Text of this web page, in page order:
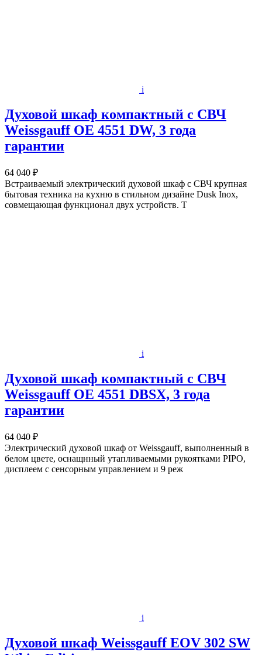
i
Духовой шкаф компактный с СВЧ
Weissgauff OE 4551 DW, 3 года
гарантии
64 040 ₽
Встраиваемый электрический духовой шкаф с СВЧ крупная
бытовая техника на кухню в стильном дизайне Dusk Inox,
совмещающая функционал двух устройств. Т
i
Духовой шкаф компактный с СВЧ
Weissgauff OE 4551 DBSX, 3 года
гарантии
64 040 ₽
Электрический духовой шкаф от Weissgauff, выполненный в
белом цвете, оснащнный утапливаемыми рукоятками PIPO,
дисплеем с сенсорным управлением и 9 реж
i
Духовой шкаф Weissgauff EOV 302 SW